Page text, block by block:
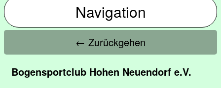
Navigation
← Zurückgehen
Bogensportclub Hohen Neuendorf e.V.